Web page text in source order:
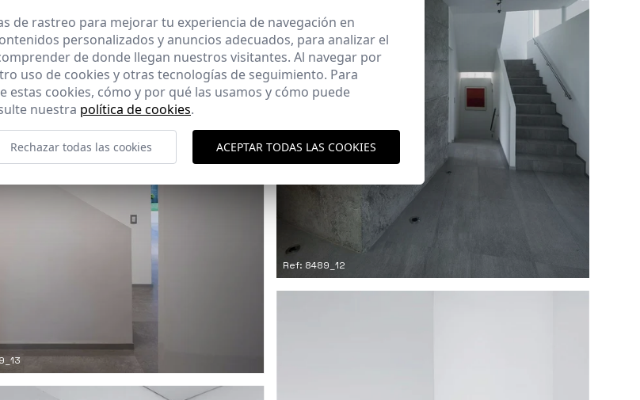
Ref: 8489_12
de rastreo para mejorar tu experiencia de navegación en
personalizados y anuncios adecuados, para analizar el
de donde llegan nuestros visitantes. Al navegar por
uso de cookies y otras tecnologías de seguimiento. Para
cookies, cómo y por qué las usamos y cómo puede
nuestra política de cookies.
Rechazar todas las cookies ACEPTAR TODAS LAS COOKIES